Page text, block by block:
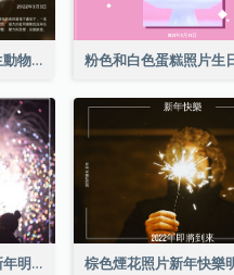
棕色長頸鹿照片世界野生動物日明信片
紫色的天空與煙花背景新年明信片